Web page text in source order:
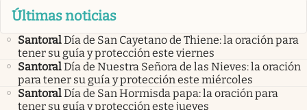
Últimas noticias
SantoralDía de San Cayetano de Thiene: la oración para
tener su guía y protección este viernes
SantoralDía de Nuestra Señora de las Nieves: la oración
para tener su guía y protección este miércoles
SantoralDía de San Hormisda papa: la oración para
tener su guía y protección este jueves